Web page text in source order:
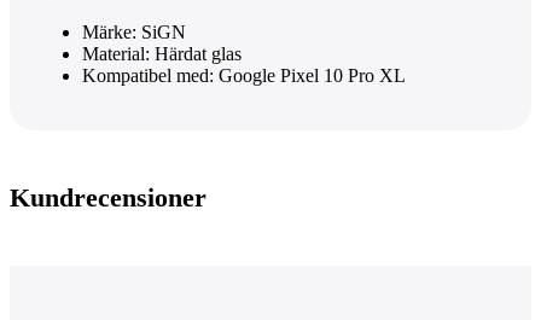
Märke: SiGN
Material: Härdat glas
Kompatibel med: Google Pixel 10 Pro XL
Kundrecensioner